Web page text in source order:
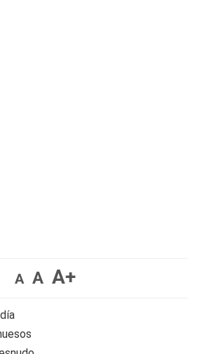
A A A+